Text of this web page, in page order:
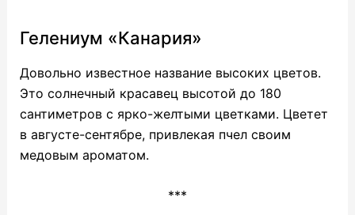
Гелениум «Канария»
Довольно известное название высоких цветов.
Это солнечный красавец высотой до 180
сантиметров с ярко-желтыми цветками. Цветет
в августе-сентябре, привлекая пчел своим
медовым ароматом.
***